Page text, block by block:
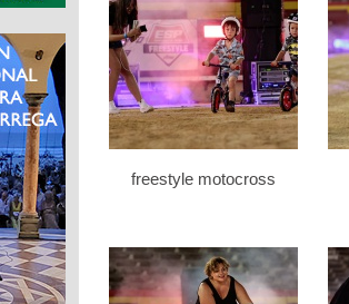
freestyle motocross